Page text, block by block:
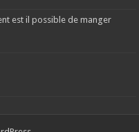
est il possible de manger